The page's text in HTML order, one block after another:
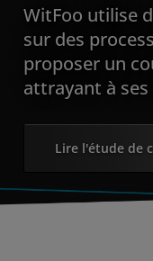
WitFoo utilise
sur des
proposer un
attrayant à
Lire l'étude de